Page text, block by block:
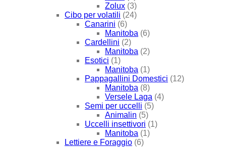
Zolux (3)
Cibo per volatili (24)
Canarini (6)
Manitoba (6)
Cardellini (2)
Manitoba (2)
Esotici (1)
Manitoba (1)
Pappagallini Domestici (12)
Manitoba (8)
Versele Laga (4)
Semi per uccelli (5)
Animalin (5)
Uccelli insettivori (1)
Manitoba (1)
Lettiere e Foraggio (6)